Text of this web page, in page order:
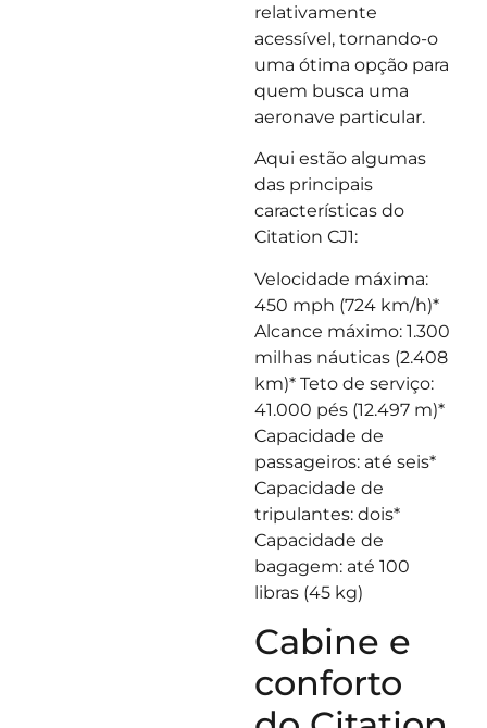
relativamente
acessível, tornando-o
uma ótima opção para
quem busca uma
aeronave particular.
Aqui estão algumas
das principais
características do
Citation CJ1:
Velocidade máxima:
450 mph (724 km/h)*
Alcance máximo: 1.300
milhas náuticas (2.408
km)* Teto de serviço:
41.000 pés (12.497 m)*
Capacidade de
passageiros: até seis*
Capacidade de
tripulantes: dois*
Capacidade de
bagagem: até 100
libras (45 kg)
Cabine e
conforto